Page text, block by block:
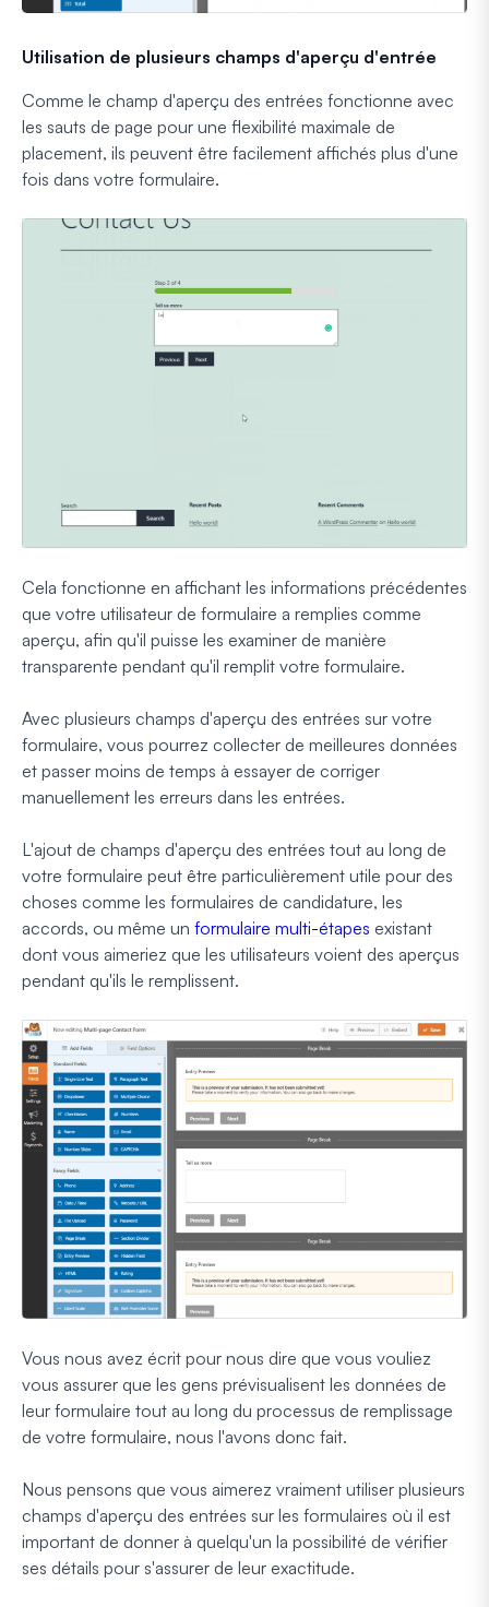
Utilisation de plusieurs champs d'aperçu d'entrée
Comme le champ d'aperçu des entrées fonctionne avec
les sauts de page pour une flexibilité maximale de
placement, ils peuvent être facilement affichés plus d'une
fois dans votre formulaire.
Cela fonctionne en affichant les informations précédentes
que votre utilisateur de formulaire a remplies comme
aperçu, afin qu'il puisse les examiner de manière
transparente pendant qu'il remplit votre formulaire.
Avec plusieurs champs d'aperçu des entrées sur votre
formulaire, vous pourrez collecter de meilleures données
et passer moins de temps à essayer de corriger
manuellement les erreurs dans les entrées.
L'ajout de champs d'aperçu des entrées tout au long de
votre formulaire peut être particulièrement utile pour des
choses comme les formulaires de candidature, les
accords, ou même un formulaire multi-étapes existant
dont vous aimeriez que les utilisateurs voient des aperçus
pendant qu'ils le remplissent.
Vous nous avez écrit pour nous dire que vous vouliez
vous assurer que les gens prévisualisent les données de
leur formulaire tout au long du processus de remplissage
de votre formulaire, nous l'avons donc fait.
Nous pensons que vous aimerez vraiment utiliser plusieurs
champs d'aperçu des entrées sur les formulaires où il est
important de donner à quelqu'un la possibilité de vérifier
ses détails pour s'assurer de leur exactitude.